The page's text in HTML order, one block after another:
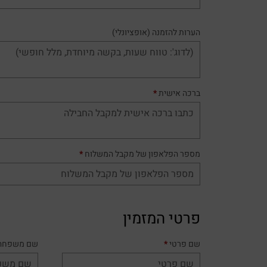
פרטי המזמין
שם פרטי* שם
הערות להזמנה (אופציונלי)
ברכה אישית*
מספר הפלאפון של מקבל המשלוח*